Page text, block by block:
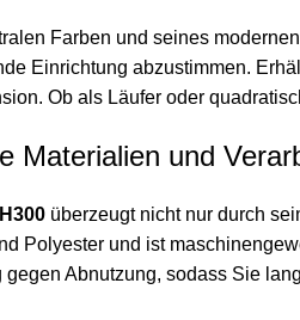
Farben und seines
Einrichtung abzustimmen.
Ob als Läufer oder
Materialien und
überzeugt nicht nur durch
Polyester und ist
Abnutzung, sodass Sie